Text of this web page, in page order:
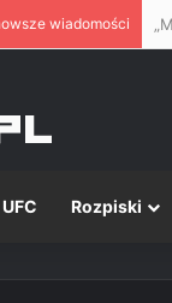
wiadomości
UFC Rozpiski